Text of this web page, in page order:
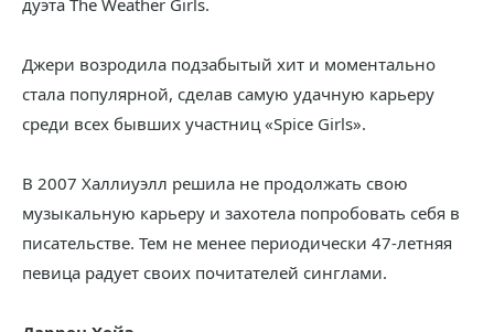
дуэта The Weather Girls.
Джери возродила подзабытый хит и моментально
стала популярной, сделав самую удачную карьеру
среди всех бывших участниц «Spice Girls».
В 2007 Халлиуэлл решила не продолжать свою
музыкальную карьеру и захотела попробовать себя в
писательстве. Тем не менее периодически 47-летняя
певица радует своих почитателей синглами.